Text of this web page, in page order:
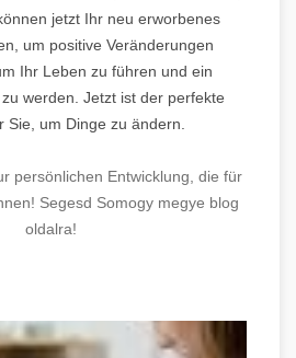
jetzt Ihr neu erworbenes
um positive Veränderungen
Ihr Leben zu führen und ein
werden. Jetzt ist der perfekte
Sie, um Dinge zu ändern.
persönlichen Entwicklung, die für
Segesd Somogy megye blog
oldalra!